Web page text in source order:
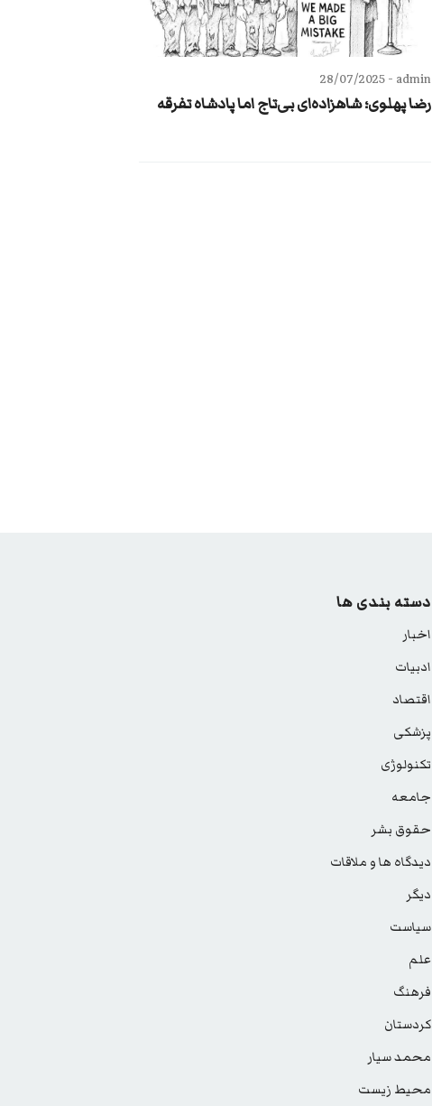
admin -
28/07/2025
رضا پهلوی؛ شاهزاده‌ای بی‌تاج اما پادشاه تفرقه
دسته بندی ها
اخبار
ادبیات
اقتصاد
پزشکی
تکنولوژی
جامعه
حقوق بشر
دیدگاه ها و ملاقات
دیگر
سیاست
علم
فرهنگ
کردستان
محمد سیار
محیط زیست